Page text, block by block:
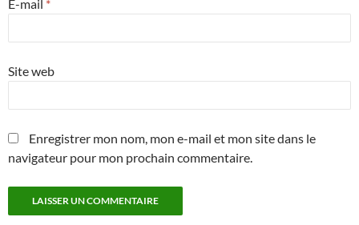
E-mail *
Site web
Enregistrer mon nom, mon e-mail et mon site dans le
navigateur pour mon prochain commentaire.